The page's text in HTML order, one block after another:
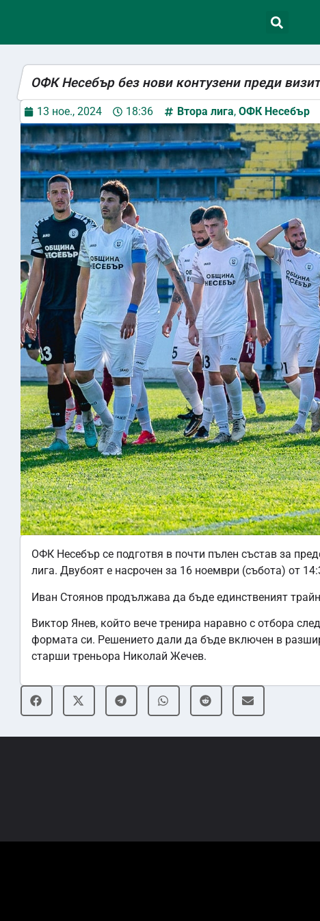
ОФК Несебър без нови контузени преди
13 ное., 2024 18:36 Втора лига, ОФК Несебър
ОФК Несебър се подготвя в почти пълен състав за
лига. Двубоят е насрочен за 16 ноември (събота) от
Иван Стоянов продължава да бъде единственият
Виктор Янев, който вече тренира наравно с отбора
формата си. Решението дали да бъде включен в
старши треньора Николай Жечев.